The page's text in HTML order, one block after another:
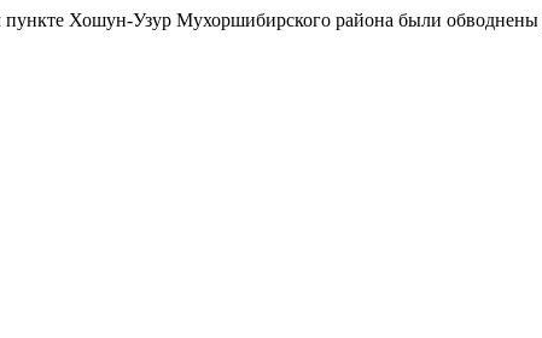
пункте Хошун-Узур Мухоршибирского района были